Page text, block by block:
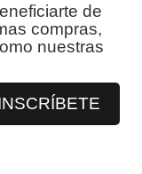
de
compras,
nuestras